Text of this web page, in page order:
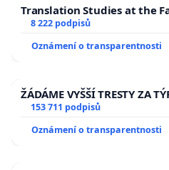
Translation Studies at the
University
8 222 podpisů
Oznámení o transparentnosti
ŽÁDÁME VYŠŠÍ TRESTY ZA
153 711 podpisů
Oznámení o transparentnosti